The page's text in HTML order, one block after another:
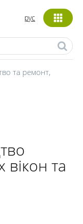
рус
та ремонт,
вікон та